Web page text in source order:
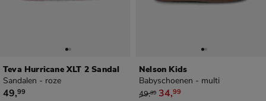
Teva Hurricane XLT 2 Sandal
Sandalen - roze
€ 49,99
49,99
Nelson Kids
Babyschoenen - multi
van € 49,99 voor € 34,99
49,99 34,99